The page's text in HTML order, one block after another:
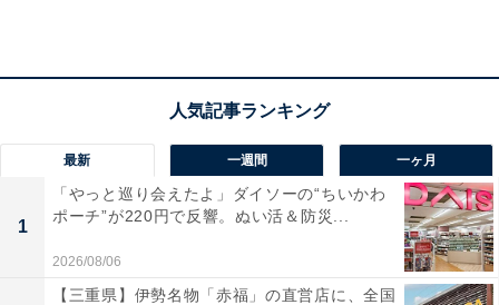
最新 一週間 一ヶ月
1
「やっと巡り会えたよ」ダイソーの“ちいかわ
ポーチ”が220円で反響。ぬい活＆防災...
2026/08/06
【三重県】伊勢名物「赤福」の直営店に、全国